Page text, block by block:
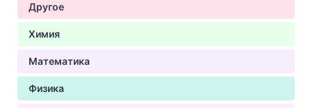
Другое
Химия
Математика
Физика